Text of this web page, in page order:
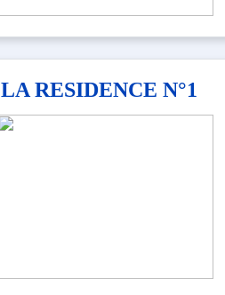
LA RESIDENCE N°1